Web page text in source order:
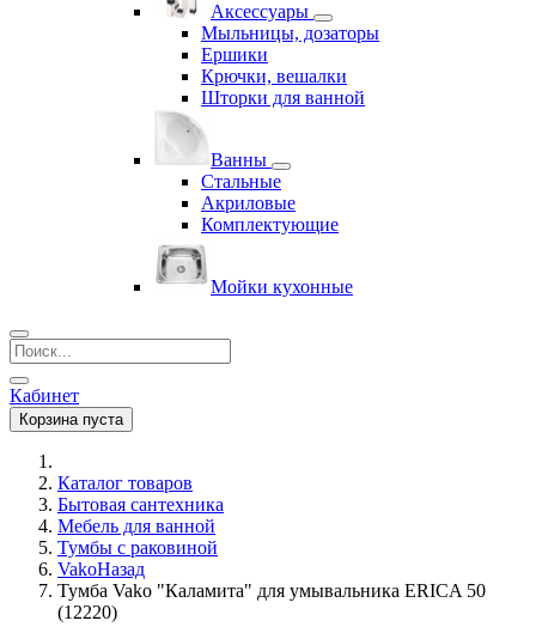
Аксессуары
Мыльницы, дозаторы
Ершики
Крючки, вешалки
Шторки для ванной
Ванны
Стальные
Акриловые
Комплектующие
Мойки кухонные
Кабинет
Корзина пуста
Каталог товаров
Бытовая сантехника
Мебель для ванной
Тумбы с раковиной
VakoНазад
Тумба Vako "Каламита" для умывальника ERICA 50
(12220)